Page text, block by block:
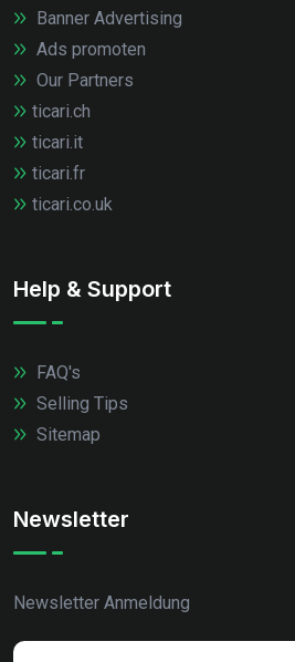
Banner Advertising
Ads promoten
Our Partners
ticari.ch
ticari.it
ticari.fr
ticari.co.uk
Help & Support
FAQ's
Selling Tips
Sitemap
Newsletter
Newsletter Anmeldung